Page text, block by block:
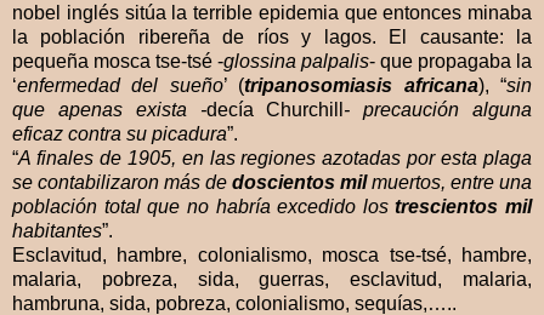
nobel inglés sitúa la terrible epidemia que entonces minaba
la población ribereña de ríos y lagos. El causante: la
pequeña mosca tse-tsé -glossina palpalis- que propagaba la
‘enfermedad del sueño’ (tripanosomiasis africana), “sin
que apenas exista -decía Churchill - precaución alguna
eficaz contra su picadura”.
“A finales de 1905, en las regiones azotadas por esta plaga
se contabilizaron más de doscientos milmuertos, entre una
población total que no habría excedido lostrescientos mil
habitantes”.
Esclavitud, hambre, colonialismo, mosca tse-tsé, hambre,
malaria, pobreza, sida, guerras, esclavitud, malaria,
hambruna, sida, pobreza, colonialismo, sequías,…..